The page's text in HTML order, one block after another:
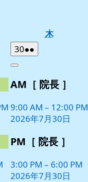
木木
302026
年
月
日
●●
件
イ
ン
ト)
Close
AM［ 院長 ］
9:00 AM – 12:00 PM
2026年7月30日
PM［ 院長 ］
3:00 PM – 6:00 PM
2026年7月30日